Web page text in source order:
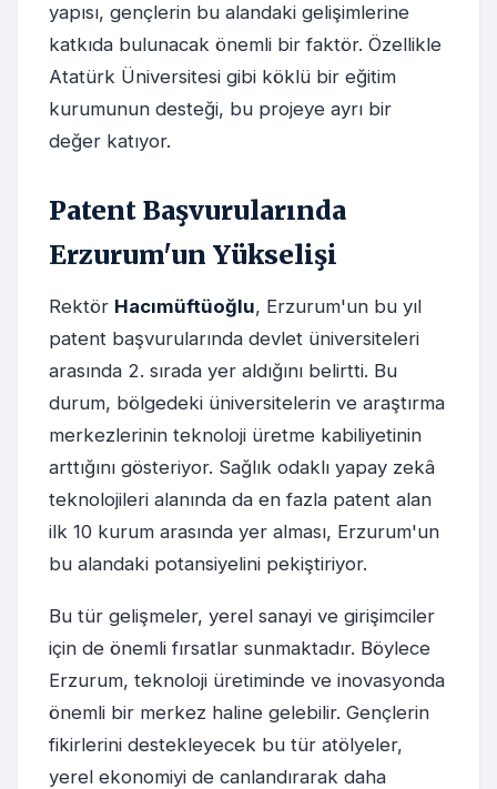
yapısı, gençlerin bu alandaki gelişimlerine
katkıda bulunacak önemli bir faktör. Özellikle
Atatürk Üniversitesi gibi köklü bir eğitim
kurumunun desteği, bu projeye ayrı bir
değer katıyor.
Patent Başvurularında
Erzurum'un Yükselişi
Rektör Hacımüftüoğlu, Erzurum'un bu yıl
patent başvurularında devlet üniversiteleri
arasında 2. sırada yer aldığını belirtti. Bu
durum, bölgedeki üniversitelerin ve araştırma
merkezlerinin teknoloji üretme kabiliyetinin
arttığını gösteriyor. Sağlık odaklı yapay zekâ
teknolojileri alanında da en fazla patent alan
ilk 10 kurum arasında yer alması, Erzurum'un
bu alandaki potansiyelini pekiştiriyor.
Bu tür gelişmeler, yerel sanayi ve girişimciler
için de önemli fırsatlar sunmaktadır. Böylece
Erzurum, teknoloji üretiminde ve inovasyonda
önemli bir merkez haline gelebilir. Gençlerin
fikirlerini destekleyecek bu tür atölyeler,
yerel ekonomiyi de canlandırarak daha